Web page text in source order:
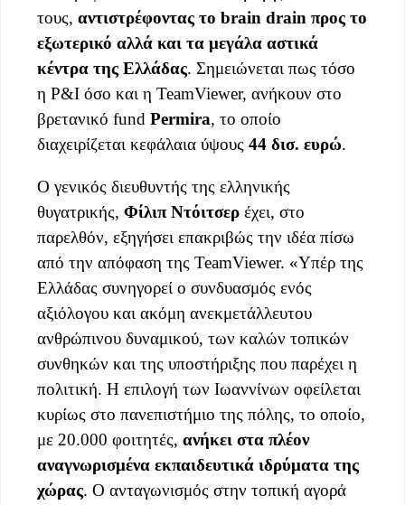
τους, αντιστρέφοντας το brain drain προς το
εξωτερικό αλλά και τα μεγάλα αστικά
κέντρα της Ελλάδας. Σημειώνεται πως τόσο
η P&I όσο και η TeamViewer, ανήκουν στο
βρετανικό fund Permira, το οποίο
διαχειρίζεται κεφάλαια ύψους 44 δισ. ευρώ.
Ο γενικός διευθυντής της ελληνικής
θυγατρικής, Φίλιπ Ντόιτσερ έχει, στο
παρελθόν, εξηγήσει επακριβώς την ιδέα πίσω
από την απόφαση της TeamViewer. «Υπέρ της
Ελλάδας συνηγορεί ο συνδυασμός ενός
αξιόλογου και ακόμη ανεκμετάλλευτου
ανθρώπινου δυναμικού, των καλών τοπικών
συνθηκών και της υποστήριξης που παρέχει η
πολιτική. Η επιλογή των Ιωαννίνων οφείλεται
κυρίως στο πανεπιστήμιο της πόλης, το οποίο,
με 20.000 φοιτητές, ανήκει στα πλέον
αναγνωρισμένα εκπαιδευτικά ιδρύματα της
χώρας. Ο ανταγωνισμός στην τοπική αγορά